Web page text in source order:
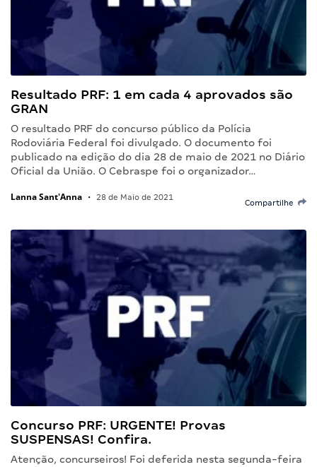
Resultado PRF: 1 em cada 4 aprovados são
GRAN
O resultado PRF do concurso público da Polícia
Rodoviária Federal foi divulgado. O documento foi
publicado na edição do dia 28 de maio de 2021 no Diário
Oficial da União. O Cebraspe foi o organizador…
Lanna Sant'Anna • 28 de Maio de 2021
Compartilhe
Concurso PRF: URGENTE! Provas
SUSPENSAS! Confira.
Atenção, concurseiros! Foi deferida nesta segunda-feira